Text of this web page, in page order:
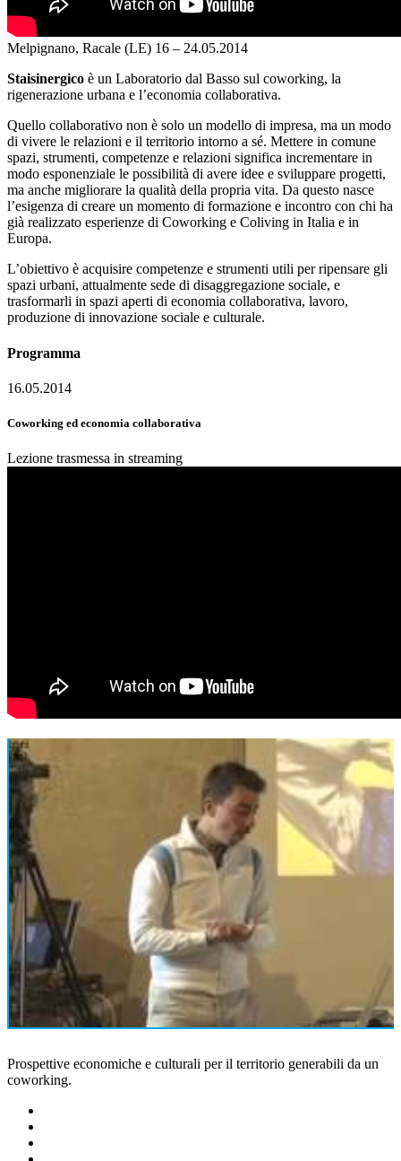
Melpignano, Racale (LE) 16 – 24.05.2014
Staisinergico è un Laboratorio dal Basso sul coworking, la
rigenerazione urbana e l’economia collaborativa.
Quello collaborativo non è solo un modello di impresa, ma un modo
di vivere le relazioni e il territorio intorno a sé. Mettere in comune
spazi, strumenti, competenze e relazioni significa incrementare in
modo esponenziale le possibilità di avere idee e sviluppare progetti,
ma anche migliorare la qualità della propria vita. Da questo nasce
l’esigenza di creare un momento di formazione e incontro con chi ha
già realizzato esperienze di Coworking e Coliving in Italia e in
Europa.
L’obiettivo è acquisire competenze e strumenti utili per ripensare gli
spazi urbani, attualmente sede di disaggregazione sociale, e
trasformarli in spazi aperti di economia collaborativa, lavoro,
produzione di innovazione sociale e culturale.
Programma
16.05.2014
Coworking ed economia collaborativa
Lezione trasmessa in streaming
Prospettive economiche e culturali per il territorio generabili da un
coworking.